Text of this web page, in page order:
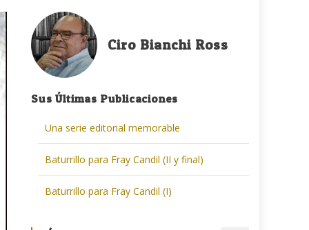
Ciro Bianchi Ross
Sus Últimas Publicaciones
Una serie editorial memorable
Baturrillo para Fray Candil (II y final)
Baturrillo para Fray Candil (I)